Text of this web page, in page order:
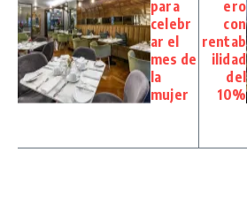
para
celebr
ar el
mes de
la
mujer
ero
con
rentab
ilidad
del
10%